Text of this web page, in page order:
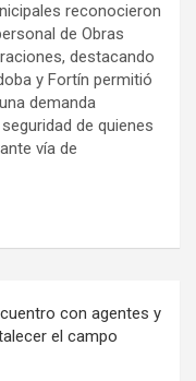
reconocieron
de Obras
destacando
y Fortín permitió
demanda
de quienes
vía de
con agentes y
el campo